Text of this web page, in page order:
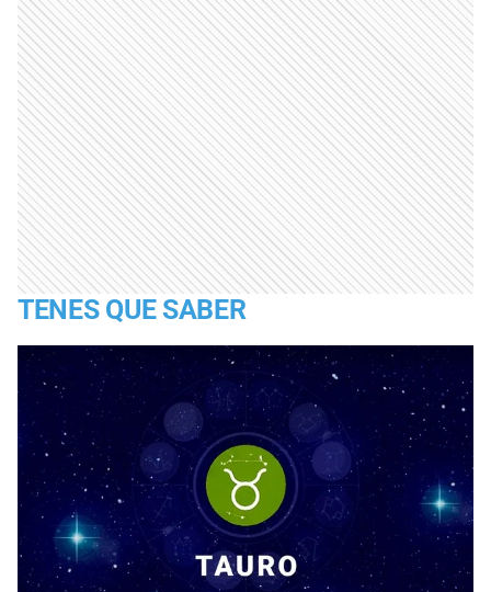
TENES QUE SABER